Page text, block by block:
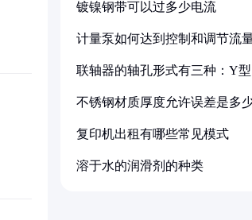
镀镍钢带可以过多少电流
计量泵如何达到控制和调节流
联轴器的轴孔形式有三种：Y
不锈钢材质厚度允许误差是多
复印机出租有哪些常见模式
溶于水的润滑剂的种类